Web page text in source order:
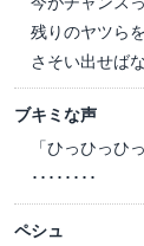
残りのヤツら
さそい出せば
ブキミな声
「ひっひっひ
････････
ペシュ